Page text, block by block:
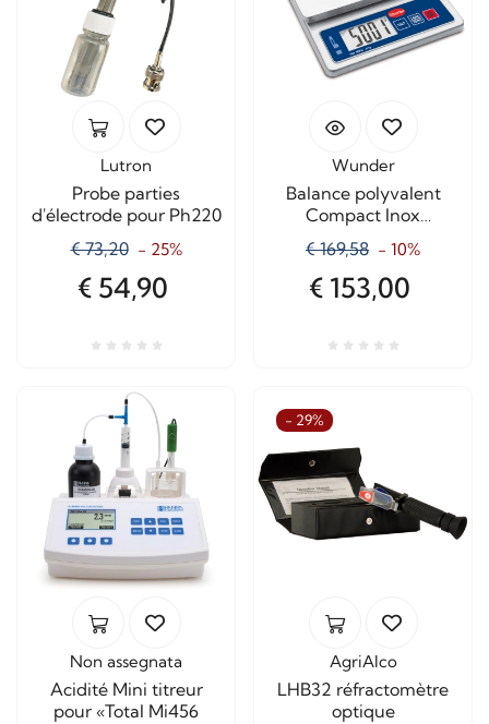
Lutron
Probe parties
d'électrode pour Ph220
€ 73,20 - 25%
€ 54,90
Wunder
Balance polyvalent
Compact Inox
€ 169,58 - 10%
€ 153,00
Non assegnata
Acidité Mini titreur
pour «Total Mi456
- 29%
AgriAlco
LHB32 réfractomètre
optique